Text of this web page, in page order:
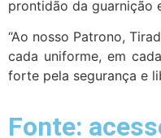
prontidão da guarnição
“Ao nosso Patrono,
cada uniforme, em
forte pela segurança e
Fonte: